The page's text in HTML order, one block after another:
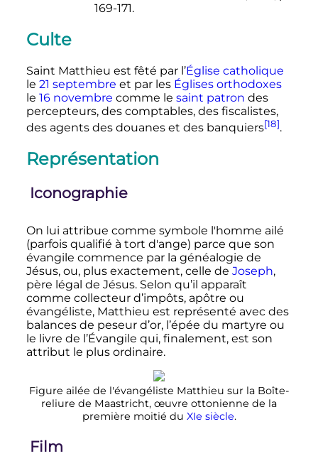
169-171.
Culte
Saint Matthieu est fêté par l’Église catholique
le 21 septembre et par les Églises orthodoxes
le 16 novembre comme le saint patron des
percepteurs, des comptables, des fiscalistes,
des agents des douanes et des banquiers[18].
Représentation
Iconographie
On lui attribue comme symbole l'homme ailé
(parfois qualifié à tort d'ange) parce que son
évangile commence par la généalogie de
Jésus, ou, plus exactement, celle de Joseph,
père légal de Jésus. Selon qu’il apparaît
comme collecteur d’impôts, apôtre ou
évangéliste, Matthieu est représenté avec des
balances de peseur d’or, l’épée du martyre ou
le livre de l’Évangile qui, finalement, est son
attribut le plus ordinaire.
Figure ailée de l'évangéliste Matthieu sur la Boîte-
reliure de Maastricht, œuvre ottonienne de la
première moitié du XIe siècle.
Film